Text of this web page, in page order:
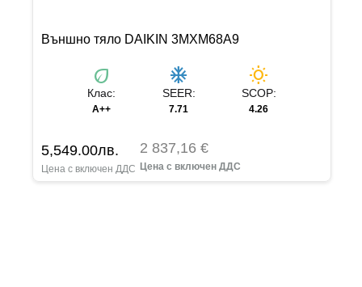
Външно тяло DAIKIN 3MXM68A9
eco
Клас:
A++
ac_unit
SEER:
7.71
wb_sunny
SCOP:
4.26
5,549.00лв. 2 837,16 €